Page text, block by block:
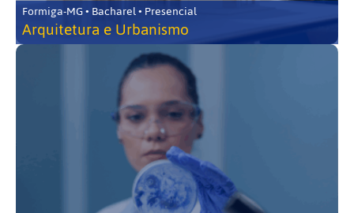
Formiga-MG • Bacharel • Presencial
Arquitetura e Urbanismo